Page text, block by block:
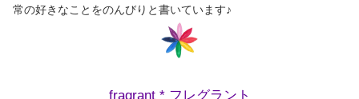
常の好きなことをのんびりと書いています♪
fragrant * フレグラント